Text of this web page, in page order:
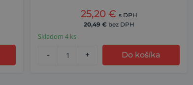
25,20 € s DPH
20,49 € bez DPH
Skladom 4 ks
- + Do košíka